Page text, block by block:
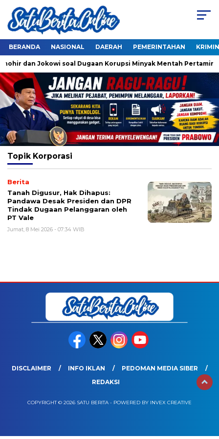
BERANDA NASIONAL DAERAH PEMERINTAHAN
dan Jokowi soal Dugaan Korupsi Minyak Mentah Pertamina
Topik Korporasi
Berita
Tanah Digusur, Hak Dihapus:
Pandawa Desak Presiden dan DPR
Tindak Dugaan Pelanggaran oleh
PT Vale
Jumat, 8 Mei 2026 - 07:34 WIB
DISCLAIMER INFO IKLAN
PEDOMAN MEDIA SIBER
REDAKSI
COPYRIGHT © 2026 SATU BERITA - POWERED BY INVEX CREATIVE